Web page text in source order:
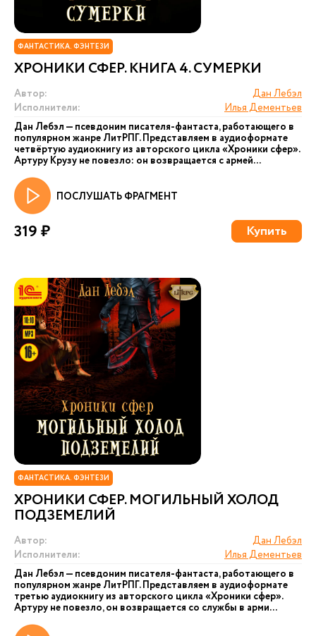
ФАНТАСТИКА. ФЭНТЕЗИ
ХРОНИКИ СФЕР. КНИГА 4. СУМЕРКИ
Автор:
Дан Лебэл
Исполнители:
Илья Дементьев
Дан Лебэл — псевдоним писателя-фантаста, работающего в
популярном жанре ЛитРПГ. Представляем в аудиоформате
четвёртую аудиокнигу из авторского цикла «Хроники сфер».
Артуру Крузу не повезло: он возвращается с армей...
ПОСЛУШАТЬ ФРАГМЕНТ
319 ₽ Купить
ФАНТАСТИКА. ФЭНТЕЗИ
ХРОНИКИ СФЕР. МОГИЛЬНЫЙ ХОЛОД
ПОДЗЕМЕЛИЙ
Автор:
Дан Лебэл
Исполнители:
Илья Дементьев
Дан Лебэл — псевдоним писателя-фантаста, работающего в
популярном жанре ЛитРПГ. Представляем в аудиоформате
третью аудиокнигу из авторского цикла «Хроники сфер».
Артуру не повезло, он возвращается со службы в арми...